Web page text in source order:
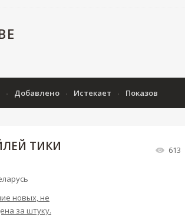
Добавлено Истекает Показов
ТИКИ
новых, не
за штуку.
613